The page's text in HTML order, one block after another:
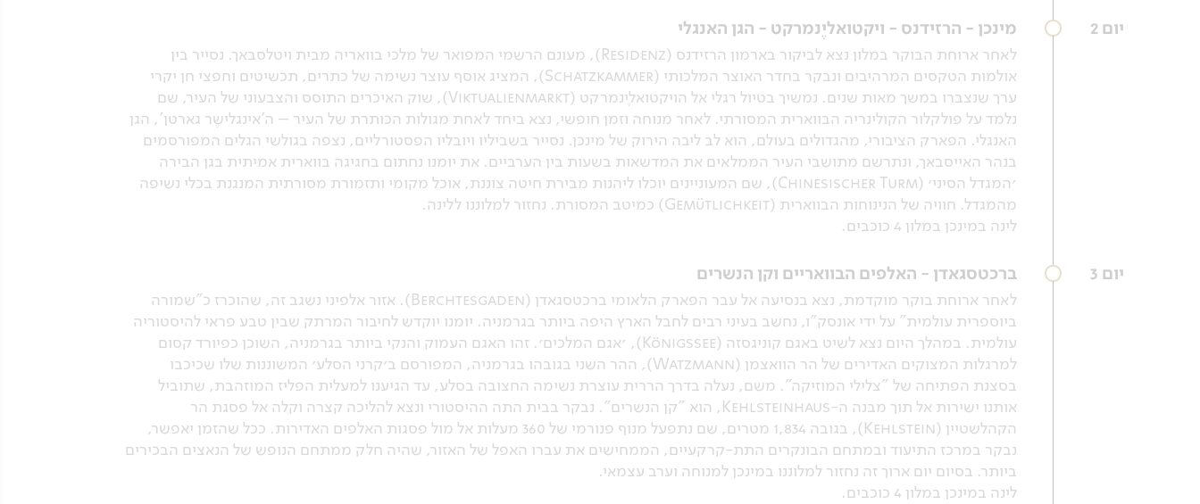
יום 2 מינכן - הרזידנס - ויקטואליֶנמרקט - הגן האנגלי
לאחר ארוחת הבוקר במלון נצא לביקור בארמון הרזידנס (Residenz), מעונם הרשמי המפואר של מלכי בוואריה מבית ויטלסבאך. נסייר בין
אולמות הטקסים המרהיבים ונבקר בחדר האוצר המלכותי (Schatzkammer), המציג אוסף עוצר נשימה של כתרים, תכשיטים וחפצי חן יקרי
ערך שנצברו במשך מאות שנים. נמשיך בטיול רגלי אל הויקטואליֶנמרקט (Viktualienmarkt), שוק האיכרים התוסס והצבעוני של העיר, שם
נלמד על פולקלור הקולינריה הבווארית המסורתי. לאחר מנוחה וזמן חופשי, נצא ביחד לאחת מגולות הכותרת של העיר – ה'אינגלישֶר גארטן', הגן
האנגלי. הפארק הציבורי, מהגדולים בעולם, הוא לב ליבה הירוק של מינכן. נסייר בשביליו ויובליו הפסטורליים, נצפה בגולשי הגלים המפורסמים
בנהר האייסבאך, ונתרשם מתושבי העיר הממלאים את המדשאות בשעות בין הערביים. את יומנו נחתום בחגיגה בווארית אמיתית בגן הבירה
׳המגדל הסיני׳ (Chinesischer Turm), שם המעוניינים יוכלו ליהנות מבירת חיטה צוננת, אוכל מקומי ותזמורת מסורתית המנגנת בכלי נשיפה
מהמגדל. חוויה של הנינוחות הבווארית (Gemütlichkeit) כמיטב המסורת. נחזור למלוננו ללינה.
לינה במינכן במלון 4 כוכבים.
יום 3 ברכטסגאדן - האלפים הבוואריים וקן הנשרים
לאחר ארוחת בוקר מוקדמת, נצא בנסיעה אל עבר הפארק הלאומי ברכטסגאדן (Berchtesgaden). אזור אלפיני נשגב זה, שהוכרז כ"שמורה
ביוספרית עולמית" על ידי אונסק"ו, נחשב בעיני רבים לחבל הארץ היפה ביותר בגרמניה. יומנו יוקדש לחיבור המרתק שבין טבע פראי להיסטוריה
עולמית. במהלך היום נצא לשיט באגם קוניגסזה (Königssee), ׳אגם המלכים׳. זהו האגם העמוק והנקי ביותר בגרמניה, השוכן כפיורד קסום
למרגלות המצוקים האדירים של הר הוואצמן (Watzmann), ההר השני בגובהו בגרמניה, המפורסם ב׳קרני הסלע׳ המשוננות שלו שכיכבו
בסצנת הפתיחה של "צלילי המוזיקה". משם, נעלה בדרך הררית עוצרת נשימה החצובה בסלע, עד הגיענו למעלית הפליז המוזהבת, שתוביל
אותנו ישירות אל תוך מבנה ה-Kehlsteinhaus, הוא "קן הנשרים". נבקר בבית התה ההיסטורי ונצא להליכה קצרה וקלה אל פסגת הר
הקהלשטיין (Kehlstein), בגובה 1,834 מטרים, שם נתפעל מנוף פנורמי של 360 מעלות אל מול פסגות האלפים האדירות. ככל שהזמן יאפשר,
נבקר במרכז התיעוד ובמתחם הבונקרים התת-קרקעיים, הממחישים את עברו האפל של האזור, שהיה חלק ממתחם הנופש של הנאצים הבכירים
ביותר. בסיום יום ארוך זה נחזור למלוננו במינכן למנוחה וערב עצמאי.
לינה במינכן במלון 4 כוכבים.